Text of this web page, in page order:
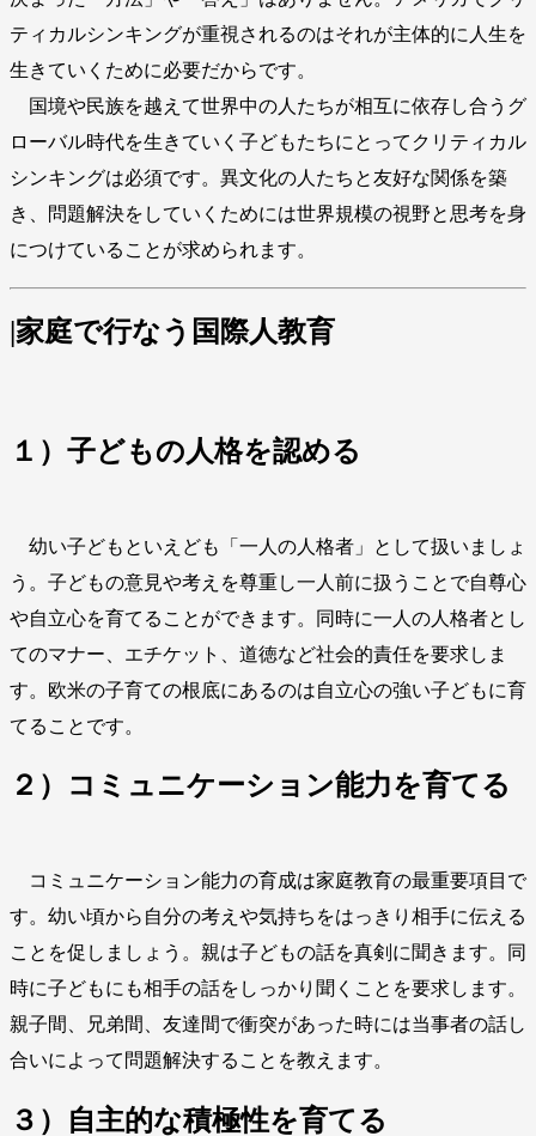
ティカルシンキングが重視されるのはそれが主体的に人生を
生きていくために必要だからです。
国境や民族を越えて世界中の人たちが相互に依存し合うグ
ローバル時代を生きていく子どもたちにとってクリティカル
シンキングは必須です。異文化の人たちと友好な関係を築
き、問題解決をしていくためには世界規模の視野と思考を身
につけていることが求められます。
|家庭で行なう国際人教育
１）子どもの人格を認める
幼い子どもといえども「一人の人格者」として扱いましょ
う。子どもの意見や考えを尊重し一人前に扱うことで自尊心
や自立心を育てることができます。同時に一人の人格者とし
てのマナー、エチケット、道徳など社会的責任を要求しま
す。欧米の子育ての根底にあるのは自立心の強い子どもに育
てることです。
２）コミュニケーション能力を育てる
コミュニケーション能力の育成は家庭教育の最重要項目で
す。幼い頃から自分の考えや気持ちをはっきり相手に伝える
ことを促しましょう。親は子どもの話を真剣に聞きます。同
時に子どもにも相手の話をしっかり聞くことを要求します。
親子間、兄弟間、友達間で衝突があった時には当事者の話し
合いによって問題解決することを教えます。
３）自主的な積極性を育てる